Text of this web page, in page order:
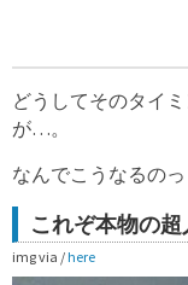
どうしてそのタイ
が…。
なんでこうなるのっ
これぞ本物の超
img via / here